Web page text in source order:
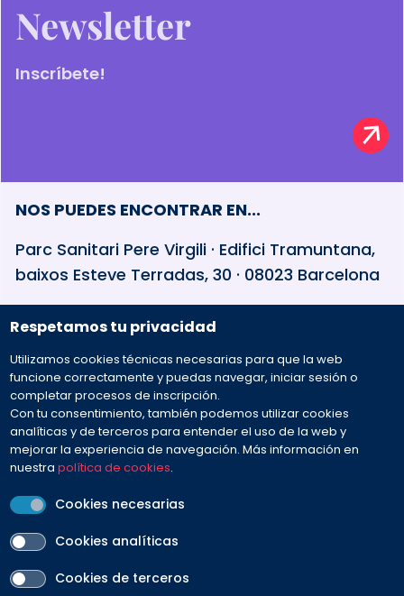
Respetamos tu privacidad
Utilizamos cookies técnicas necesarias para que la web
funcione correctamente y puedas navegar, iniciar sesión o
completar procesos de inscripción.
Con tu consentimiento, también podemos utilizar cookies
analíticas y de terceros para entender el uso de la web y
mejorar la experiencia de navegación. Más información en
nuestrapolítica de cookies.
Cookies necesarias
Cookies analíticas
Cookies de terceros
Newsletter
Inscríbete!
NOS PUEDES ENCONTRAR EN...
Parc Sanitari Pere Virgili · Edifici Tramuntana,
baixos Esteve Terradas, 30 · 08023 Barcelona
932 594 381
Preguntas frecuentes
Envíanos tu mensaje
PEU Aviso legal Contacto